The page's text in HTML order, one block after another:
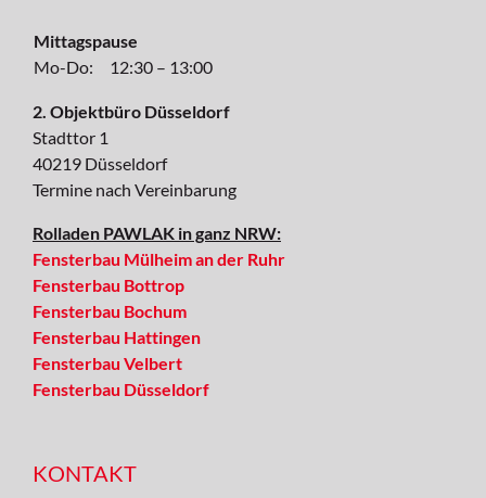
Mittagspause
Mo-Do: 12:30 – 13:00
2. Objektbüro Düsseldorf
Stadttor 1
40219 Düsseldorf
Termine nach Vereinbarung
Rolladen PAWLAK in ganz NRW:
Fensterbau Mülheim an der Ruhr
Fensterbau Bottrop
Fensterbau Bochum
Fensterbau Hattingen
Fensterbau Velbert
Fensterbau Düsseldorf
KONTAKT